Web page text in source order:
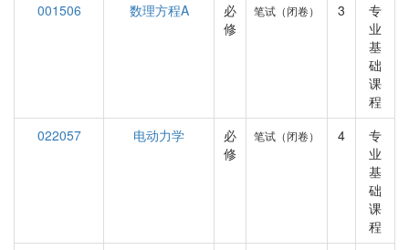
001506
数理方程A
必
修
笔试（闭卷） 3
专
业
基
础
课
程
022057
电动力学
必
修
笔试（闭卷） 4
专
业
基
础
课
程